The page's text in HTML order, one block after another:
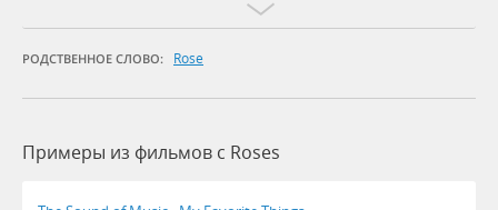
РОДСТВЕННОЕ СЛОВО: Rose
Примеры из фильмов c Roses